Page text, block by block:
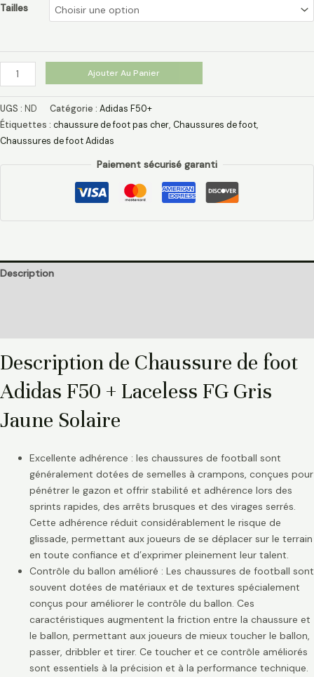
Tailles
Ajouter Au Panier
UGS : ND Catégorie : Adidas F50+
Étiquettes : chaussure de foot pas cher​, Chaussures de foot,
Chaussures de foot Adidas​
Paiement sécurisé garanti
Description
Description de Chaussure de foot
Adidas F50 + Laceless FG Gris
Jaune Solaire
Excellente adhérence : les chaussures de football sont
généralement dotées de semelles à crampons, conçues pour
pénétrer le gazon et offrir stabilité et adhérence lors des
sprints rapides, des arrêts brusques et des virages serrés.
Cette adhérence réduit considérablement le risque de
glissade, permettant aux joueurs de se déplacer sur le terrain
en toute confiance et d’exprimer pleinement leur talent.
Contrôle du ballon amélioré : Les chaussures de football sont
souvent dotées de matériaux et de textures spécialement
conçus pour améliorer le contrôle du ballon. Ces
caractéristiques augmentent la friction entre la chaussure et
le ballon, permettant aux joueurs de mieux toucher le ballon,
passer, dribbler et tirer. Ce toucher et ce contrôle améliorés
sont essentiels à la précision et à la performance technique.